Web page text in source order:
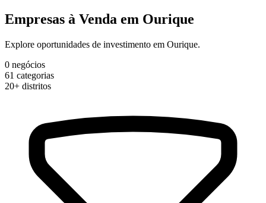
Empresas à Venda em Ourique
Explore oportunidades de investimento em Ourique.
0 negócios
61 categorias
20+ distritos